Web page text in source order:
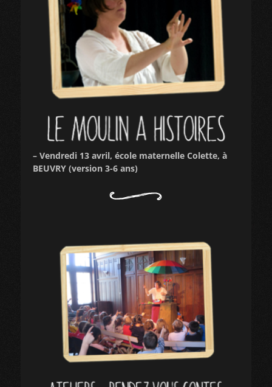
– Vendredi 13 avril, école maternelle Colette, à
BEUVRY (version 3-6 ans)